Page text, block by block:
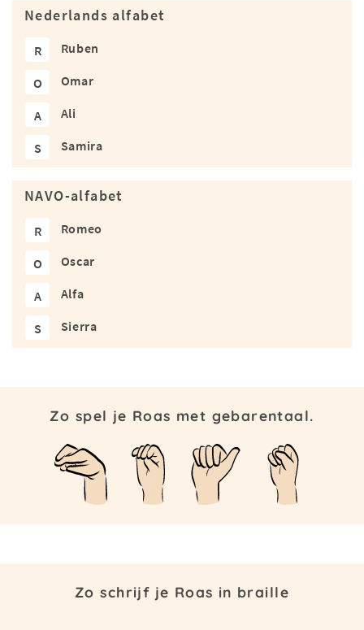
Nederlands alfabet
R Ruben
O Omar
A Ali
S Samira
NAVO-alfabet
R Romeo
O Oscar
A Alfa
S Sierra
Zo spel je Roas met gebarentaal.
Zo schrijf je Roas in braille